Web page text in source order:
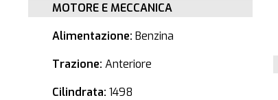
MOTORE E MECCANICA
Alimentazione: Benzina
Trazione: Anteriore
Cilindrata: 1498